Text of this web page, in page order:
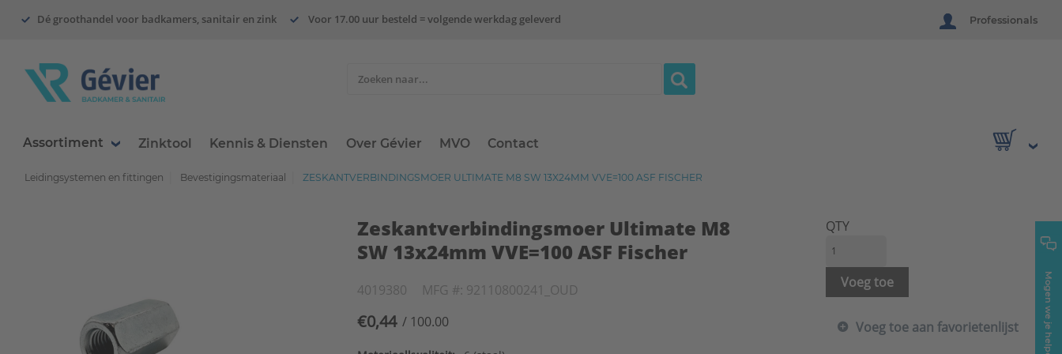
Dé groothandel voor badkamers, sanitair en zink Voor 17.00 uur besteld = volgende werkdag geleverd Professionals
Assortiment Zinktool Kennis & Diensten Over Gévier MVO Contact
Mogen we je helpen?
Leidingsystemen en fittingen Bevestigingsmateriaal ZESKANTVERBINDINGSMOER ULTIMATE M8 SW 13X24MM VVE=100 ASF FISCHER
Zeskantverbindingsmoer Ultimate M8
SW 13x24mm VVE=100 ASF Fischer
4019380 MFG #: 92110800241_OUD
€0,44 / 100.00
QTY
Voeg toe
Voeg toe aan favorietenlijst